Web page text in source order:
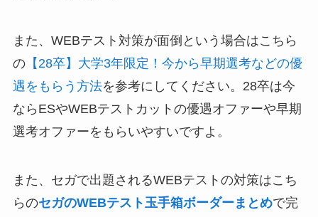
また、WEBテスト対策が面倒という場合はこちら
の【28卒】大学3年限定！今から早期選考などの優
遇をもらう方法を参考にしてください。28卒は今
ならESやWEBテストカットの優遇オファーや早期
選考オファーをもらいやすいですよ。
また、セガで出題されるWEBテストの対策はこち
らのセガのWEBテスト玉手箱ボーダーまとめで完